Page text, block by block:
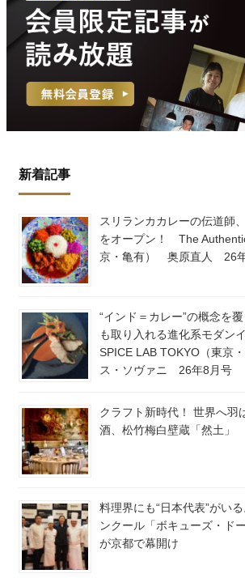
新着記事
スリランカカレーの伝道師
をオープン！ The
京・亀有） 奥原直人 26
“インド＝カレー”の概念を
も取り入れる進化系モダン
SPICE LAB TOKYO（東京
ス・ソヴァニ 26年8月号
クラフト新時代！ 世界へ羽
酒、松竹梅白壁蔵「然土」
料理界にも“日本代表”がい
ンクール「ボキューズ・ド
が京都で幕開け